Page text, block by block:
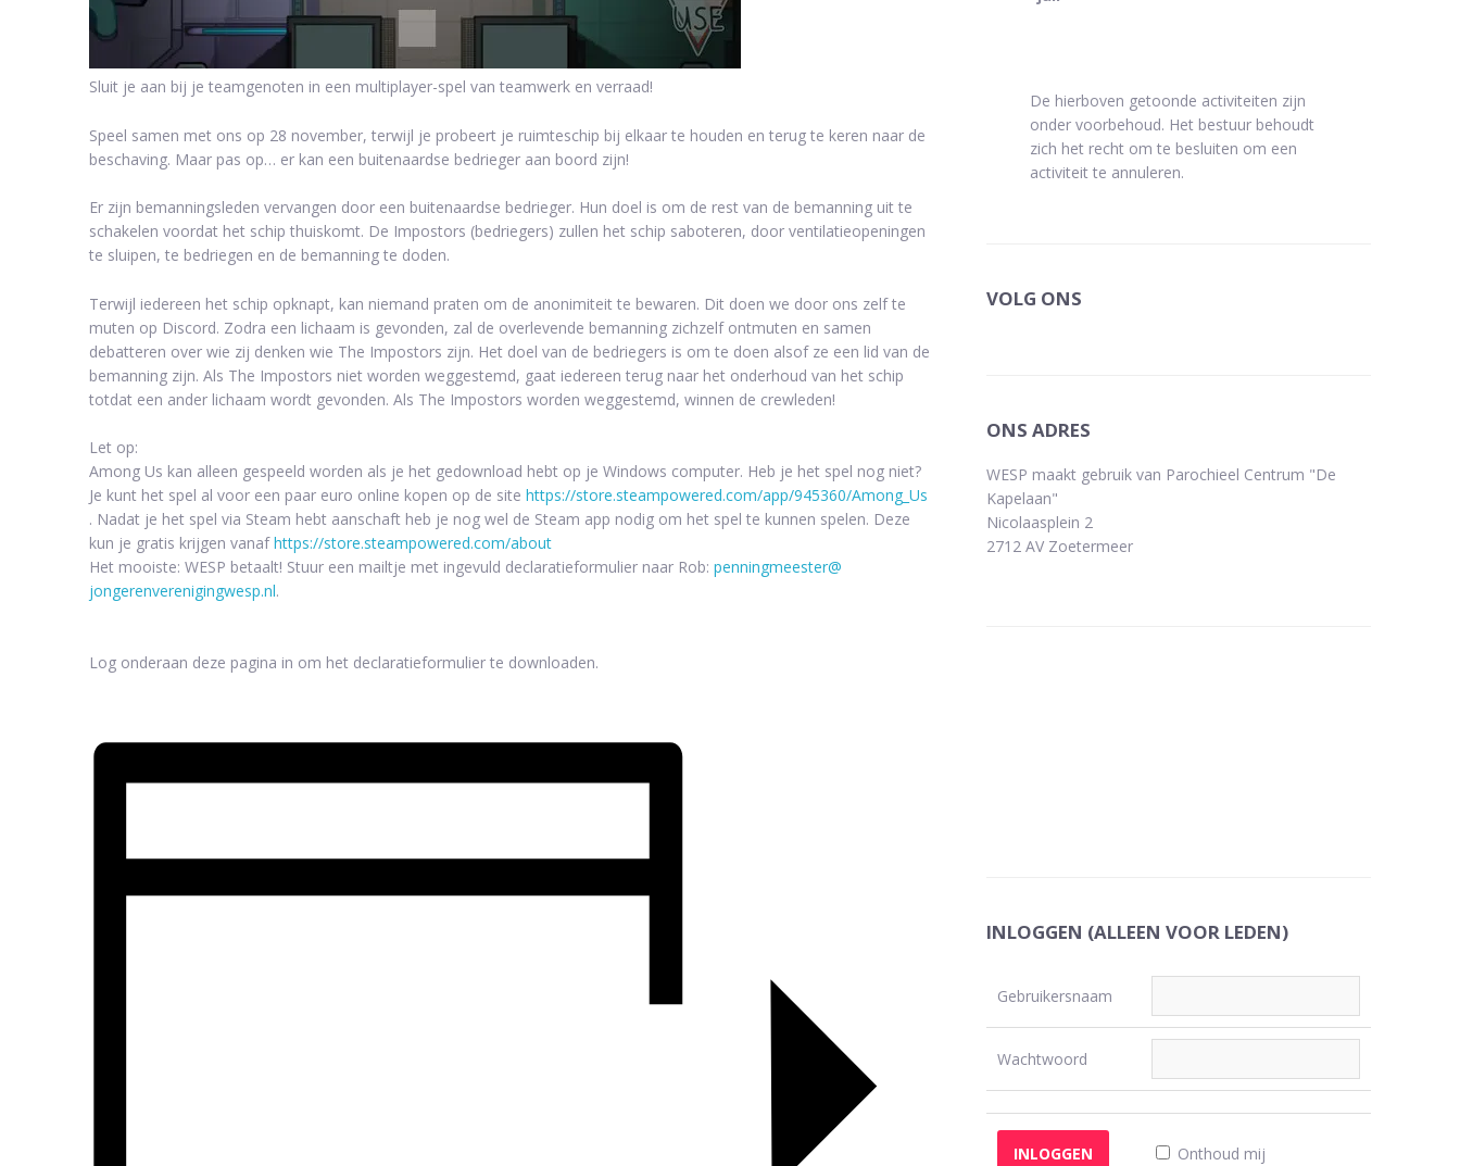
Sluit je aan bij je teamgenoten in een multiplayer-spel van teamwerk en verraad!
Speel samen met ons op 28 november, terwijl je probeert je ruimteschip bij elkaar te houden en terug te keren naar de
beschaving. Maar pas op… er kan een buitenaardse bedrieger aan boord zijn!
Er zijn bemanningsleden vervangen door een buitenaardse bedrieger. Hun doel is om de rest van de bemanning uit te
schakelen voordat het schip thuiskomt. De Impostors (bedriegers) zullen het schip saboteren, door ventilatieopeningen
te sluipen, te bedriegen en de bemanning te doden.
Terwijl iedereen het schip opknapt, kan niemand praten om de anonimiteit te bewaren. Dit doen we door ons zelf te
muten op Discord. Zodra een lichaam is gevonden, zal de overlevende bemanning zichzelf ontmuten en samen
debatteren over wie zij denken wie The Impostors zijn. Het doel van de bedriegers is om te doen alsof ze een lid van de
bemanning zijn. Als The Impostors niet worden weggestemd, gaat iedereen terug naar het onderhoud van het schip
totdat een ander lichaam wordt gevonden. Als The Impostors worden weggestemd, winnen de crewleden!
Let op:
Among Us kan alleen gespeeld worden als je het gedownload hebt op je Windows computer. Heb je het spel nog niet?
Je kunt het spel al voor een paar euro online kopen op de site https://store.steampowered.com/app/945360/Among_Us
. Nadat je het spel via Steam hebt aanschaft heb je nog wel de Steam app nodig om het spel te kunnen spelen. Deze
kun je gratis krijgen vanafhttps://store.steampowered.com/about
Het mooiste: WESP betaalt! Stuur een mailtje met ingevuld declaratieformulier naar Rob: penningmeester@
jongerenverenigingwesp.nl.
Log onderaan deze pagina in om het declaratieformulier te downloaden.
De hierboven getoonde activiteiten zijn
onder voorbehoud. Het bestuur behoudt
zich het recht om te besluiten om een
activiteit te annuleren.
VOLG ONS
ONS ADRES
WESP maakt gebruik van Parochieel Centrum "De
Kapelaan"
Nicolaasplein 2
2712 AV Zoetermeer
INLOGGEN (ALLEEN VOOR LEDEN)
Gebruikersnaam
Wachtwoord
Onthoud mij